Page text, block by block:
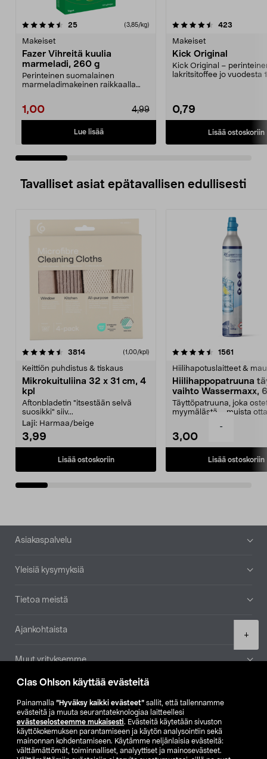
Clas Ohlson käyttää evästeitä
Painamalla ”Hyväksy kaikki evästeet” sallit, että tallennamme
evästeitä ja muuta seurantateknologiaa laitteellesi
evästeselosteemme mukaisesti. Evästeitä käytetään sivuston
käyttökokemuksen parantamiseen ja käytön analysointiin sekä
mainonnan kohdentamiseen. Käytämme neljänlaisia evästeitä:
välttämättömät, toiminnalliset, analyyttiset ja mainosevästeet.
-
+
25arvostelut (3,85/kg)
Makeiset
Fazer Vihreitä kuulia
marmeladi, 260 g
Perinteinen suomalainen
marmeladimakeinen raikkaalla
1,00 4,99
Lue lisää
4.5 viidestä
423
Makeiset
Kick Original
Kick Original –
lakritsitoffee jo vuodesta
0,79
Lisää ostoskoriin
4.5 viidestä
Tavalliset asiat epätavallisen edullisesti
3814arvostelut (1,00/kpl)
Keittiön puhdistus & tiskaus
Mikrokuituliina 32 x 31 cm, 4
kpl
Aftonbladetin "itsestään selvä
suosikki" siiv...
Laji: Harmaa/beige
3,99
Lisää ostoskoriin
4.5viidestä
1561
Hiilihapotuslaitteet &
Hiilihappopatruuna
vaihto Wassermaxx,
Täyttöpatruuna, joka
myymälästä – muista
3,00
Lisää ostoskoriin
4.5viidestä
Alatunniste
Asiakaspalvelu
Yleisiä kysymyksiä
Tietoa meistä
Ajankohtaista
Muut yrityksemme
Etsi myymälä
SE NO FI
FI SV